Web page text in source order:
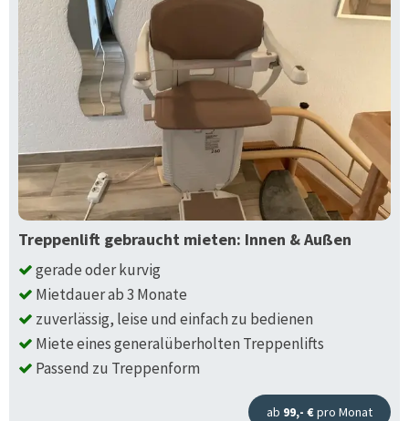
Treppenlift gebraucht mieten: Innen & Außen
gerade oder kurvig
Mietdauer ab 3 Monate
zuverlässig, leise und einfach zu bedienen
Miete eines generalüberholten Treppenlifts
Passend zu Treppenform
ab 99,- €pro Monat